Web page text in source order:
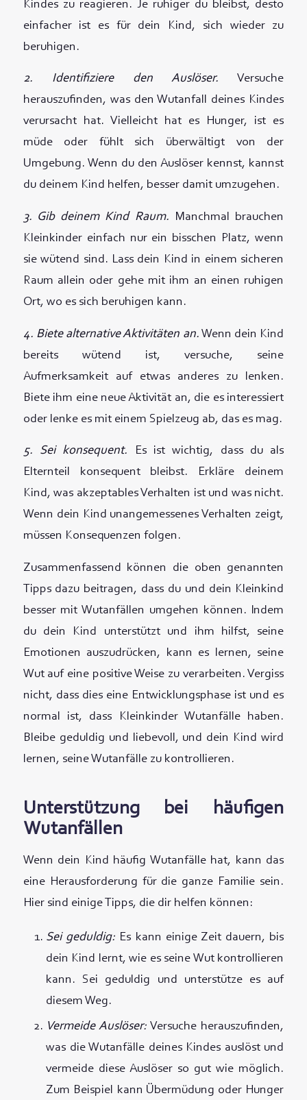
Kindes zu reagieren. Je ruhiger du bleibst, desto
einfacher ist es für dein Kind, sich wieder zu
beruhigen.
2. Identifiziere den Auslöser. Versuche
herauszufinden, was den Wutanfall deines Kindes
verursacht hat. Vielleicht hat es Hunger, ist es
müde oder fühlt sich überwältigt von der
Umgebung. Wenn du den Auslöser kennst, kannst
du deinem Kind helfen, besser damit umzugehen.
3. Gib deinem Kind Raum. Manchmal brauchen
Kleinkinder einfach nur ein bisschen Platz, wenn
sie wütend sind. Lass dein Kind in einem sicheren
Raum allein oder gehe mit ihm an einen ruhigen
Ort, wo es sich beruhigen kann.
4. Biete alternative Aktivitäten an. Wenn dein Kind
bereits wütend ist, versuche, seine
Aufmerksamkeit auf etwas anderes zu lenken.
Biete ihm eine neue Aktivität an, die es interessiert
oder lenke es mit einem Spielzeug ab, das es mag.
5. Sei konsequent. Es ist wichtig, dass du als
Elternteil konsequent bleibst. Erkläre deinem
Kind, was akzeptables Verhalten ist und was nicht.
Wenn dein Kind unangemessenes Verhalten zeigt,
müssen Konsequenzen folgen.
Zusammenfassend können die oben genannten
Tipps dazu beitragen, dass du und dein Kleinkind
besser mit Wutanfällen umgehen können. Indem
du dein Kind unterstützt und ihm hilfst, seine
Emotionen auszudrücken, kann es lernen, seine
Wut auf eine positive Weise zu verarbeiten. Vergiss
nicht, dass dies eine Entwicklungsphase ist und es
normal ist, dass Kleinkinder Wutanfälle haben.
Bleibe geduldig und liebevoll, und dein Kind wird
lernen, seine Wutanfälle zu kontrollieren.
Unterstützung bei häufigen
Wutanfällen
Wenn dein Kind häufig Wutanfälle hat, kann das
eine Herausforderung für die ganze Familie sein.
Hier sind einige Tipps, die dir helfen können:
Sei geduldig: Es kann einige Zeit dauern, bis
dein Kind lernt, wie es seine Wut kontrollieren
kann. Sei geduldig und unterstütze es auf
diesem Weg.
Vermeide Auslöser: Versuche herauszufinden,
was die Wutanfälle deines Kindes auslöst und
vermeide diese Auslöser so gut wie möglich.
Zum Beispiel kann Übermüdung oder Hunger